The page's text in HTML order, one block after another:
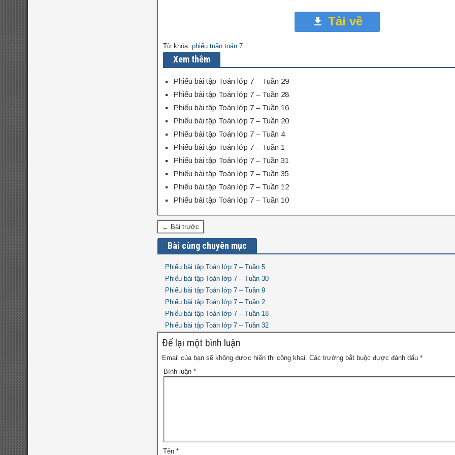
Tải về
Từ khóa: phiếu tuần toán 7
Xem thêm
Phiếu bài tập Toán lớp 7 – Tuần 29
Phiếu bài tập Toán lớp 7 – Tuần 28
Phiếu bài tập Toán lớp 7 – Tuần 16
Phiếu bài tập Toán lớp 7 – Tuần 20
Phiếu bài tập Toán lớp 7 – Tuần 4
Phiếu bài tập Toán lớp 7 – Tuần 1
Phiếu bài tập Toán lớp 7 – Tuần 31
Phiếu bài tập Toán lớp 7 – Tuần 35
Phiếu bài tập Toán lớp 7 – Tuần 12
Phiếu bài tập Toán lớp 7 – Tuần 10
← Bài trước
Bài cùng chuyên mục
Phiếu bài tập Toán lớp 7 – Tuần 5
Phiếu bài tập Toán lớp 7 – Tuần 30
Phiếu bài tập Toán lớp 7 – Tuần 9
Phiếu bài tập Toán lớp 7 – Tuần 2
Phiếu bài tập Toán lớp 7 – Tuần 18
Phiếu bài tập Toán lớp 7 – Tuần 32
Để lại một bình luận
Email của bạn sẽ không được hiển thị công khai. Các trường bắt buộc được đánh dấu *
Bình luận *
Tên *